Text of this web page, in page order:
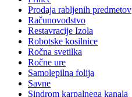
Prodaja rabljenih predmetov
Računovodstvo
Restavracije Izola
Robotske kosilnice
Ročna svetilka
Ročne ure
Samolepilna folija
Savne
Sindrom karpalnega kanala